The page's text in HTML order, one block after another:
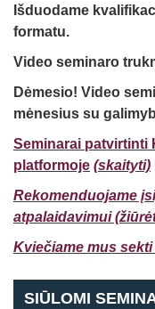
Išduodame
formatu.
Video seminaro
Dėmesio! Video
mėnesius su
Seminarai patvirtinti
platformoje (skaityti)
Rekomenduojame
atpalaidavimui
Kviečiame mus
SIŪLOMI